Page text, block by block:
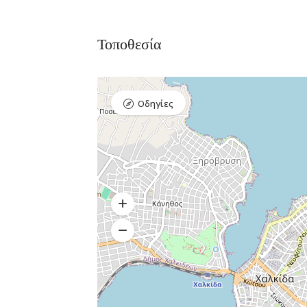
Τοποθεσία
Οδηγίες
Premium Πακέτο
Raval Χαλκιδα
Δημητρίου 1, Xαλκίδα
Διαμονή,
Ξενοδοχεία
Kaminos
Resort
Λίμνη,
Βόρεια
Εύβοια 340